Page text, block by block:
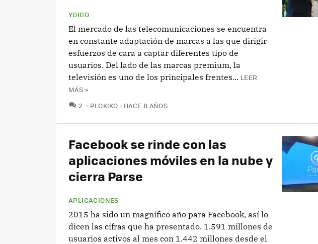
YOIGO
El mercado de las telecomunicaciones se encuentra
en constante adaptación de marcas a las que dirigir
esfuerzos de cara a captar diferentes tipo de
usuarios. Del lado de las marcas premium, la
televisión es uno de los principales frentes... LEER
MÁS »
2 COMENTARIOS
PLOKIKO HACE 8 AÑOS
Facebook se rinde con las
aplicaciones móviles en la nube y
cierra Parse
APLICACIONES
2015 ha sido un magnífico año para Facebook, así lo
dicen las cifras que ha presentado. 1.591 millones de
usuarios activos al mes con 1.442 millones desde el